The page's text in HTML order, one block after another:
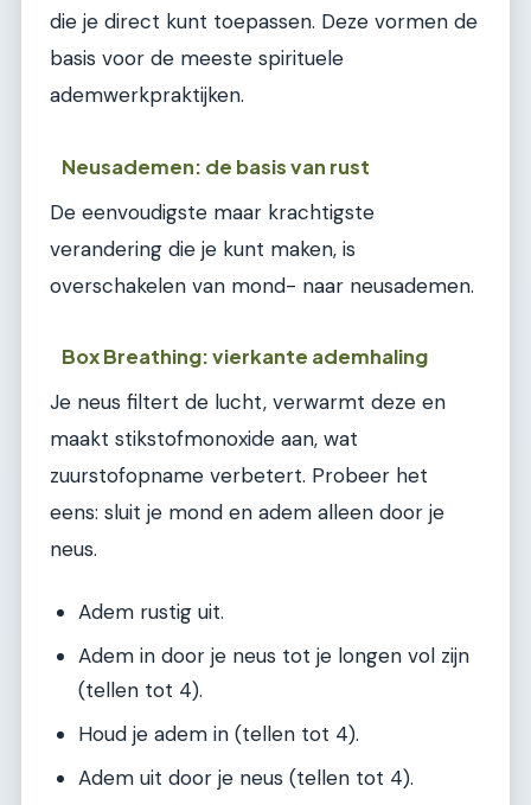
die je direct kunt toepassen. Deze vormen de
basis voor de meeste spirituele
ademwerkpraktijken.
Neusademen: de basis van rust
De eenvoudigste maar krachtigste
verandering die je kunt maken, is
overschakelen van mond- naar neusademen.
Box Breathing: vierkante ademhaling
Je neus filtert de lucht, verwarmt deze en
maakt stikstofmonoxide aan, wat
zuurstofopname verbetert. Probeer het
eens: sluit je mond en adem alleen door je
neus.
Adem rustig uit.
Adem in door je neus tot je longen vol zijn
(tellen tot 4).
Houd je adem in (tellen tot 4).
Adem uit door je neus (tellen tot 4).